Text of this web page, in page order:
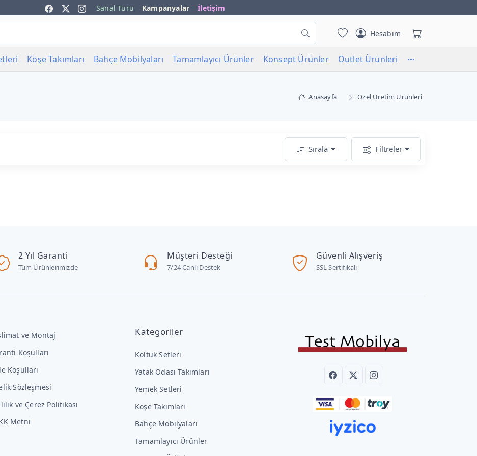
Sanal Turu Kampanyalar İletişim
Hesabım
Köşe Takımları Bahçe Mobilyaları Tamamlayıcı Ürünler Konsept Ürünler Outlet Ürünleri
Anasayfa Özel Üretim Ürünleri
Sırala Filtreler
2 Yıl Garanti
Tüm Ürünlerimizde
Müşteri Desteği
7/24 Canlı Destek
Güvenli Alışveriş
SSL Sertifikalı
ve Montaj
Koşulları
Koşulları
Sözleşmesi
ve Çerez Politikası
Metni
Kategoriler
Koltuk Setleri
Yatak Odası Takımları
Yemek Setleri
Köşe Takımları
Bahçe Mobilyaları
Tamamlayıcı Ürünler